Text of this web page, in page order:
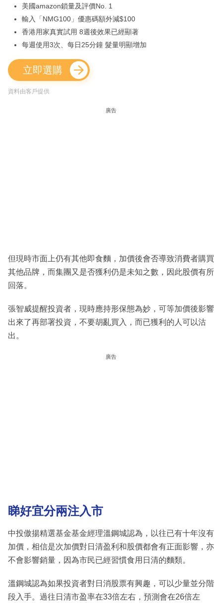
美國amazon鎖量及評價No. 1
輸入「NMG100」優惠碼額外減$100
香港用家真實試用 8週後效果已經顯著
每週使用3次、每日25分鐘 髮量明顯增加
立即選購
資料由客戶提供
廣告
但現時市面上仍有其他即食麵，加價後會否導致消費者購買
其他品牌，而集團又是否獲利仍是未知之數，因此股價有所
回落。
張智威提醒投資者，現時應持形保態為妙，可等加價後影響
出來了再部署投資，不要胡亂買入，而已獲利的人可以沽
出。
廣告
睇好宜分兩注入市
中投傲揚精選基金基金經理溫鋼城認為，以往已有十年沒有
加價，相信是次加價對日清盈利和股價都會有正面影響，亦
不會影響銷量，因為市民已經習慣食用日清的麵類。
溫鋼城認為如果投資者對日消股票有興趣，可以少量並分階
段入手。過往日清市盈率在33倍左右，預測會在26倍左